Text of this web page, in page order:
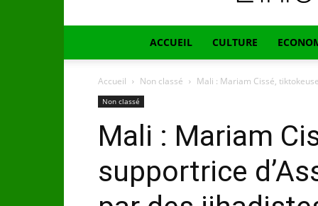
ACCUEIL CULTURE
Accueil Non classé Mali : Mariam Cissé,
Non classé
Mali : Mariam
supportrice